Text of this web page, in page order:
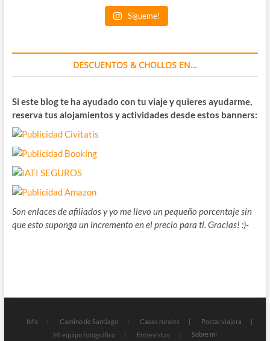
Sígueme!
DESCUENTOS & CHOLLOS EN…
Si este blog te ha ayudado con tu viaje y quieres ayudarme,
reserva tus alojamientos y actividades desde estos banners:
Son enlaces de afiliados y yo me llevo un pequeño porcentaje sin
que esto suponga un incremento en el precio para ti. Gracias! :)-
Info Camino de Santiago Casas rurales
Postal viajera
Mi equipo fotográfico
Entrevistas Sobre mí